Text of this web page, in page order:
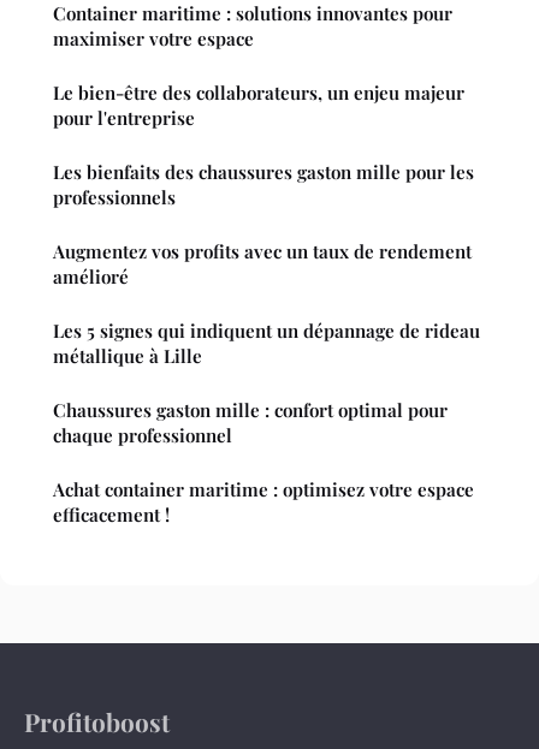
Container maritime : solutions innovantes pour
maximiser votre espace
Le bien-être des collaborateurs, un enjeu majeur
pour l'entreprise
Les bienfaits des chaussures gaston mille pour les
professionnels
Augmentez vos profits avec un taux de rendement
amélioré
Les 5 signes qui indiquent un dépannage de rideau
métallique à Lille
Chaussures gaston mille : confort optimal pour
chaque professionnel
Achat container maritime : optimisez votre espace
efficacement !
Profitoboost